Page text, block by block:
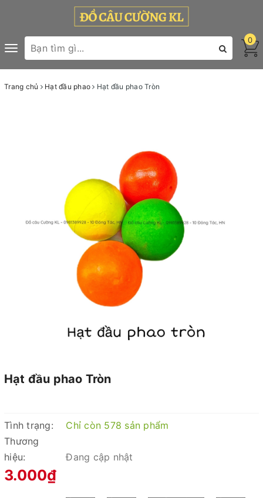
Toggle
navigation
0
Trang chủ Hạt đầu phao Hạt đầu phao Tròn
Hạt đầu phao Tròn
Tình trạng:
Chỉ còn 578 sản phẩm
Thương
hiệu:
Đang cập nhật
3.000₫